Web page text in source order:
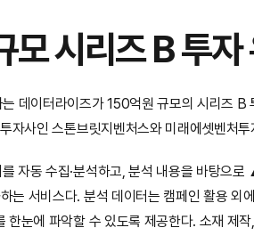
시리즈 B 투자
데이터라이즈가 150억원 규모의 시리즈 B
자사인 스톤브릿지벤처스와 미래에셋벤처
자동 수집·분석하고, 분석 내용을 바탕으
서비스다. 분석 데이터는 캠페인 활용 외
눈에 파악할 수 있도록 제공한다. 소재 제